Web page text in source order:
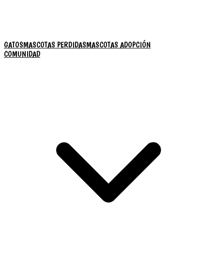
GATOSMASCOTAS PERDIDASMASCOTAS ADOPCIÓN
COMUNIDAD